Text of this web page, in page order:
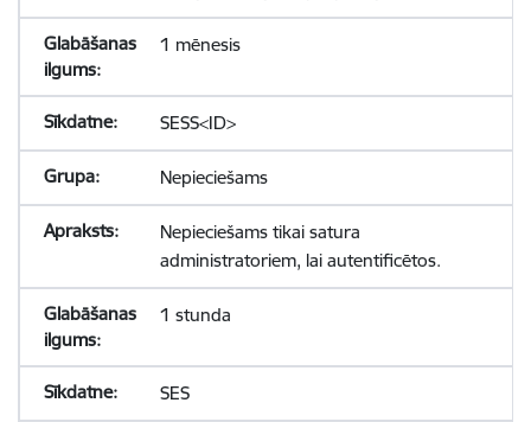
1 mēnesis
SESS<ID>
Nepieciešams
Nepieciešams tikai satura
administratoriem, lai autentificētos.
1 stunda
SES